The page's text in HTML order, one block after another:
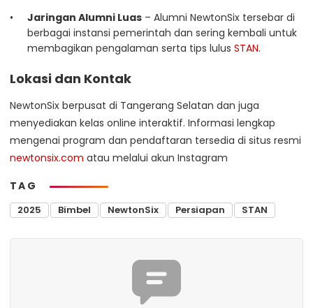
Jaringan Alumni Luas – Alumni NewtonSix tersebar di
berbagai instansi pemerintah dan sering kembali untuk
membagikan pengalaman serta tips lulus STAN.
Lokasi dan Kontak
NewtonSix berpusat di Tangerang Selatan dan juga
menyediakan kelas online interaktif. Informasi lengkap
mengenai program dan pendaftaran tersedia di situs resmi
newtonsix.com atau melalui akun Instagram
TAG
2025 Bimbel NewtonSix Persiapan STAN